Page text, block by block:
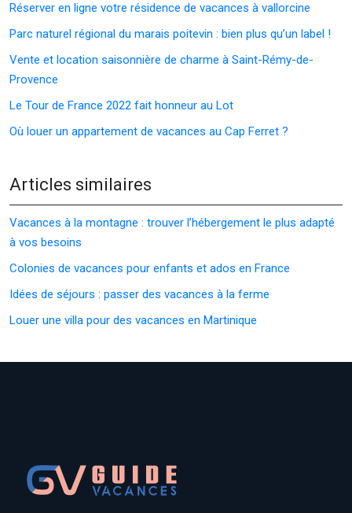
Réserver en ligne votre résidence de vacances à vallorcine
Parc naturel régional du marais poitevin : bien plus qu’un label !
Vente et location saisonnière de charme à Saint-Rémy-de-
Provence
Le Tour de France 2022 fait honneur au Lot
Où louer un appartement de vacances au Cap Ferret ?
Articles similaires
Vacances à la montagne : trouver l’hébergement le plus adapté
à vos besoins
Colonies de vacances pour enfants et ados en France
Idées de séjours : passer des vacances à la ferme
Louer une villa pour des vacances en Martinique